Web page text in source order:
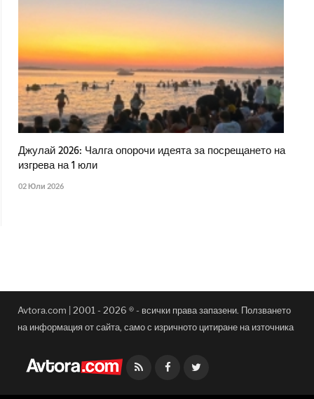
Джулай 2026: Чалга опорочи идеята за посрещането на
изгрева на 1 юли
02 Юли 2026
Avtora.com | 2001 - 2026 ® - всички права запазени. Ползването
на информация от сайта, само с изричното цитиране на източника
Facebook